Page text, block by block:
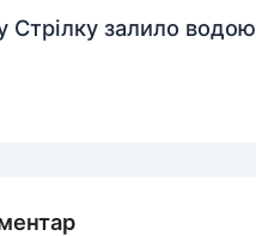
Стрілку залило водою